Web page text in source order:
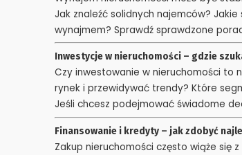
Jak znaleźć solidnych najemców?
wynajmem? Sprawdź sprawdzone
Inwestycje w nieruchomości – gdzie
Czy inwestowanie w nieruchomości to
rynek i przewidywać trendy? Które
Jeśli chcesz podejmować świadome
Finansowanie i kredyty – jak zdobyć
Zakup nieruchomości często wiąże się